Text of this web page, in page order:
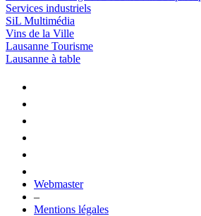
Services industriels
SiL Multimédia
Vins de la Ville
Lausanne Tourisme
Lausanne à table
Webmaster
–
Mentions légales